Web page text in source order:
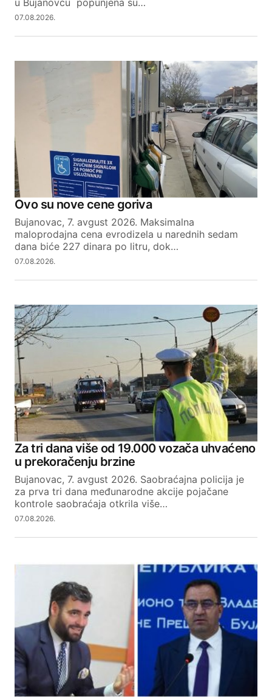
07.08.2026.
Ovo su nove cene goriva
Bujanovac, 7. avgust 2026. Maksimalna
maloprodajna cena evrodizela u narednih sedam
dana biće 227 dinara po litru, dok…
07.08.2026.
Za tri dana više od 19.000 vozača uhvaćeno
u prekoračenju brzine
Bujanovac, 7. avgust 2026. Saobraćajna policija je
za prva tri dana međunarodne akcije pojačane
kontrole saobraćaja otkrila više…
07.08.2026.